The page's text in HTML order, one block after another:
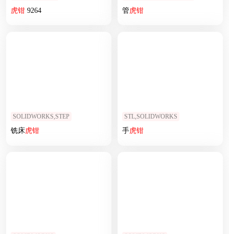
虎钳9264 管虎钳
SOLIDWORKS,STEP
铣床虎钳
STL,SOLIDWORKS
手虎钳